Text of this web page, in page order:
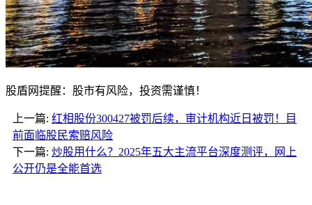
股盾网提醒：股市有风险，投资需谨慎！
上一篇: 红相股份300427被罚后续，审计机构近日被罚！目
前面临股民索赔风险
下一篇: 炒股用什么？2025年五大主流平台深度测评，网上
公开仍是全能首选